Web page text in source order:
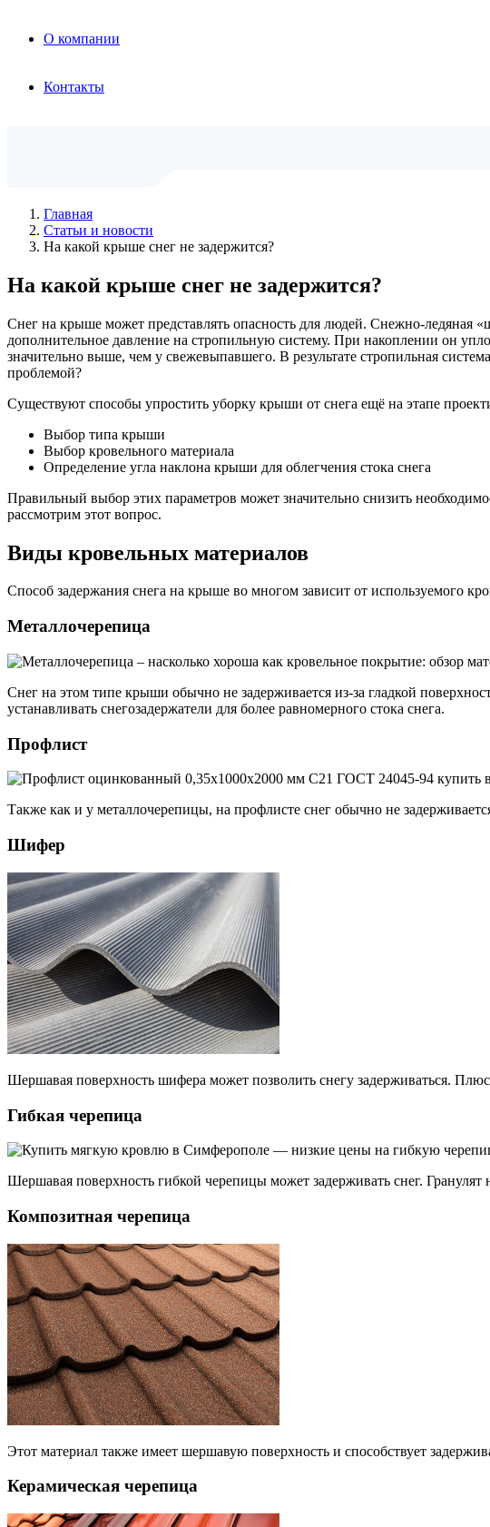
О компании
Контакты
Главная
Статьи и новости
На какой крыше снег не задержится?
На какой крыше снег не задержится?
Снег на крыше может представлять опасность для людей. Снежно-ледяная
дополнительное давление на стропильную систему. При накоплении он
значительно выше, чем у свежевыпавшего. В результате стропильная
проблемой?
Существуют способы упростить уборку крыши от снега ещё на этапе
Выбор типа крыши
Выбор кровельного материала
Определение угла наклона крыши для облегчения стока снега
Правильный выбор этих параметров может значительно снизить
рассмотрим этот вопрос.
Виды кровельных материалов
Способ задержания снега на крыше во многом зависит от используемого
Металлочерепица
Снег на этом типе крыши обычно не задерживается из-за гладкой
устанавливать снегозадержатели для более равномерного стока снега.
Профлист
Также как и у металлочерепицы, на профлисте снег обычно не
Шифер
Шершавая поверхность шифера может позволить снегу задерживаться.
Гибкая черепица
Шершавая поверхность гибкой черепицы может задерживать снег.
Композитная черепица
Этот материал также имеет шершавую поверхность и способствует
Керамическая черепица